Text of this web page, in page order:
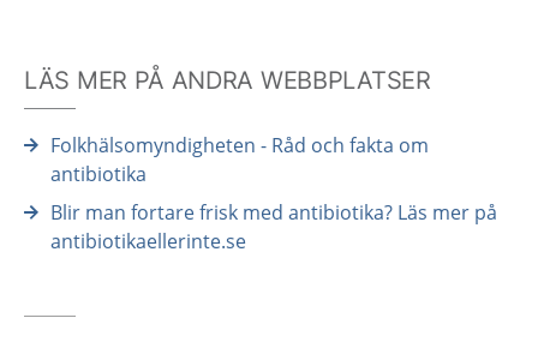
LÄS MER PÅ ANDRA WEBBPLATSER
Folkhälsomyndigheten - Råd och fakta om
antibiotika
Blir man fortare frisk med antibiotika? Läs mer på
antibiotikaellerinte.se